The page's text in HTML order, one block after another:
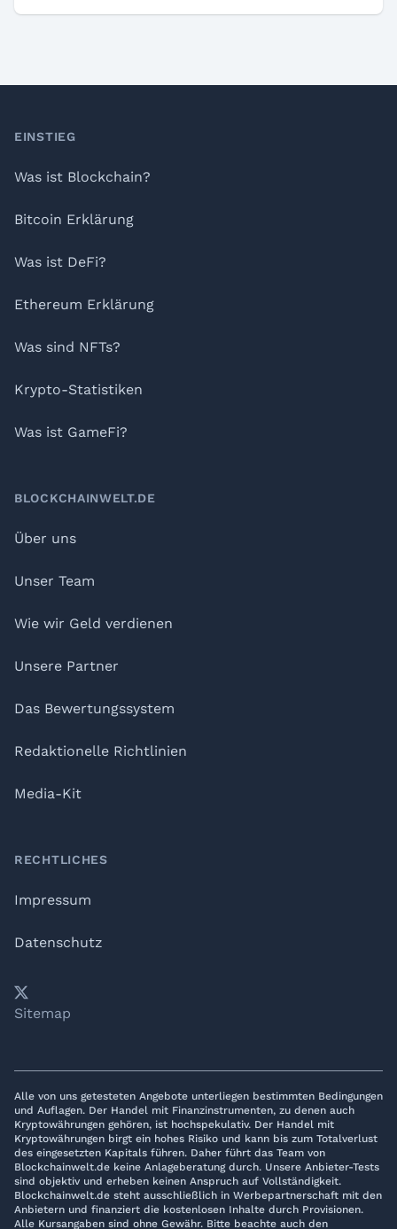
Footer
EINSTIEG
Was ist Blockchain?
Bitcoin Erklärung
Was ist DeFi?
Ethereum Erklärung
Was sind NFTs?
Krypto-Statistiken
Was ist GameFi?
BLOCKCHAINWELT.DE
Über uns
Unser Team
Wie wir Geld verdienen
Unsere Partner
Das Bewertungssystem
Redaktionelle Richtlinien
Media-Kit
RECHTLICHES
Impressum
Datenschutz
YouTube
𝕏 LinkedIn
Telegram
Sitemap
Alle von uns getesteten Angebote unterliegen bestimmten Bedingungen
und Auflagen. Der Handel mit Finanzinstrumenten, zu denen auch
Kryptowährungen gehören, ist hochspekulativ. Der Handel mit
Kryptowährungen birgt ein hohes Risiko und kann bis zum Totalverlust
des eingesetzten Kapitals führen. Daher führt das Team von
Blockchainwelt.de keine Anlageberatung durch. Unsere Anbieter-Tests
sind objektiv und erheben keinen Anspruch auf Vollständigkeit.
Blockchainwelt.de steht ausschließlich in Werbepartnerschaft mit den
Anbietern und finanziert die kostenlosen Inhalte durch Provisionen.
Alle Kursangaben sind ohne Gewähr. Bitte beachte auch den